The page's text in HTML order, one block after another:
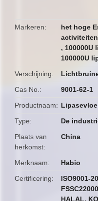
Markeren
het hoge
, 100000U
100000U
Verschijning
Cas No.
9001-62-1
Productnaam
Type
De
Plaats van
herkomst
China
Merknaam
Habio
Certificering
ISO9001-
HALAL,